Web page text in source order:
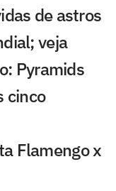
de astros
veja
Pyramids
cinco
Flamengo x